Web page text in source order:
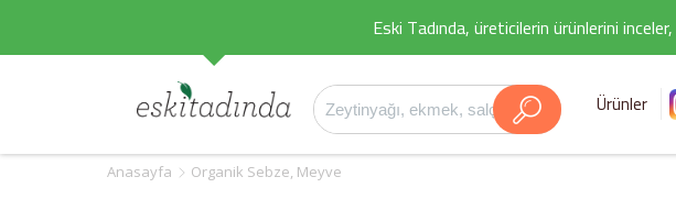
Eski Tadında, üreticilerin ürünlerini inceler,
Ürünler
Anasayfa Organik Sebze, Meyve